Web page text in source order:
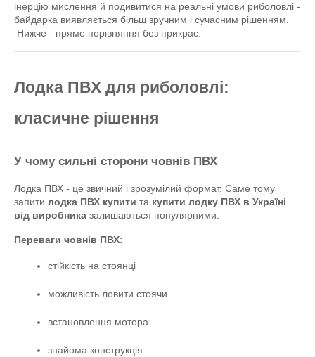
інерцію мислення й подивитися на реальні умови риболовлі -
байдарка виявляється більш зручним і сучасним рішенням.
Нижче - пряме порівняння без прикрас.
Лодка ПВХ для риболовлі:
класичне рішення
У чому сильні сторони човнів ПВХ
Лодка ПВХ - це звичний і зрозумілий формат. Саме тому
запити лодка ПВХ купити та купити лодку ПВХ в Україні
від виробника залишаються популярними.
Переваги човнів ПВХ:
стійкість на стоянці
можливість ловити стоячи
встановлення мотора
знайома конструкція